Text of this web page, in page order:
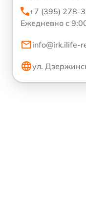
+7 (395) 278-
Ежедневно с
info@irk.ilife-
ул.